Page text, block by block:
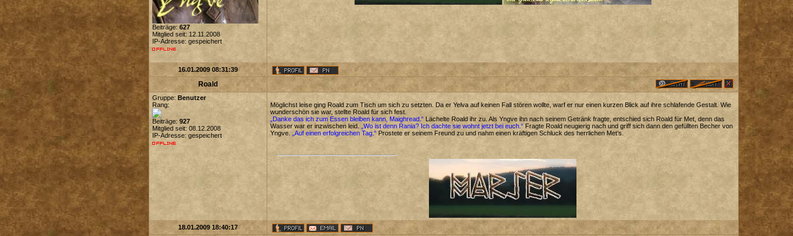
Beiträge: 627
Mitglied seit: 12.11.2008
IP-Adresse: gespeichert
16.01.2009 08:31:39
Roald
Gruppe: Benutzer
Rang:
Beiträge: 927
Mitglied seit: 08.12.2008
IP-Adresse: gespeichert
Möglichst leise ging Roald zum Tisch um sich zu setzten. Da er Yelva auf keinen Fall stören wollte, warf er nur einen kurzen Blick auf ihre schlafende Gestalt. Wie
wunderschön sie war, stellte Roald für sich fest.
„Danke das ich zum Essen bleiben kann, Maighread.“ Lächelte Roald ihr zu. Als Yngve ihn nach seinem Getränk fragte, entschied sich Roald für Met, denn das
Wasser war er inzwischen leid.
„Wo ist denn Rania? Ich dachte sie wohnt jetzt bei euch.“ Fragte Roald neugierig nach und griff sich dann den gefüllten Becher von
Yngve.
„Auf einen erfolgreichen Tag.“ Prostete er seinem Freund zu und nahm einen kräftigen Schluck des herrlichen Met’s.
18.01.2009 18:40:17